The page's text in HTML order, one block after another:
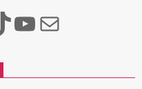
YouTube
Mail